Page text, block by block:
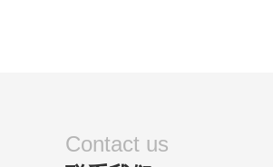
Contact us